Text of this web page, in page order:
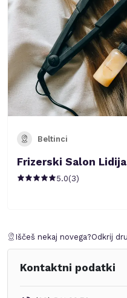
Beltinci
Frizerski Salon
5.0(3)
Iščeš nekaj novega?Odkrij
Kontaktni podatki